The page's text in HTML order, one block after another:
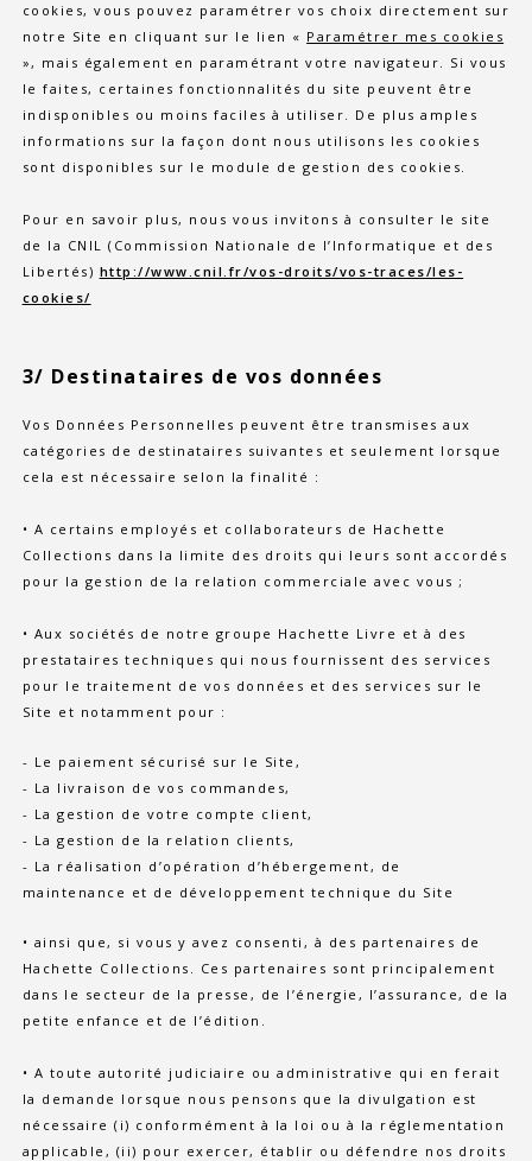
cookies, vous pouvez paramétrer vos choix directement sur
notre Site en cliquant sur le lien « Paramétrer mes cookies
», mais également en paramétrant votre navigateur. Si vous
le faites, certaines fonctionnalités du site peuvent être
indisponibles ou moins faciles à utiliser. De plus amples
informations sur la façon dont nous utilisons les cookies
sont disponibles sur le module de gestion des cookies.
Pour en savoir plus, nous vous invitons à consulter le site
de la CNIL (Commission Nationale de l’Informatique et des
Libertés) http://www.cnil.fr/vos-droits/vos-traces/les-
cookies/
3/ Destinataires de vos données
Vos Données Personnelles peuvent être transmises aux
catégories de destinataires suivantes et seulement lorsque
cela est nécessaire selon la finalité :
• A certains employés et collaborateurs de Hachette
Collections dans la limite des droits qui leurs sont accordés
pour la gestion de la relation commerciale avec vous ;
• Aux sociétés de notre groupe Hachette Livre et à des
prestataires techniques qui nous fournissent des services
pour le traitement de vos données et des services sur le
Site et notamment pour :
- Le paiement sécurisé sur le Site,
- La livraison de vos commandes,
- La gestion de votre compte client,
- La gestion de la relation clients,
- La réalisation d’opération d’hébergement, de
maintenance et de développement technique du Site
• ainsi que, si vous y avez consenti, à des partenaires de
Hachette Collections. Ces partenaires sont principalement
dans le secteur de la presse, de l’énergie, l’assurance, de la
petite enfance et de l’édition.
• A toute autorité judiciaire ou administrative qui en ferait
la demande lorsque nous pensons que la divulgation est
nécessaire (i) conformément à la loi ou à la réglementation
applicable, (ii) pour exercer, établir ou défendre nos droits